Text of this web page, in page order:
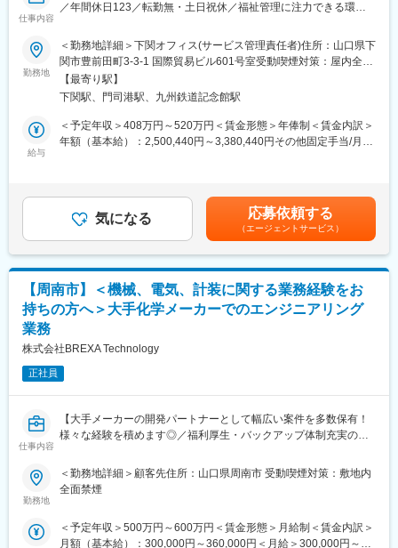
また、エンジニア業務に必要な知識やスキルをご自身のペースや
タイミングに合わせて習得することができます。
◇アカデミー支援制度
◇リスキリング研修
◇Be-Pro研修
◇e-ラーニング
境づくりなどに積極的に取り組んでいます。残業も月平均10時間
40分とオンオフのメリハリを持って活躍することが可能です。
グループに在籍するエンジニア数は2万名を突破。日本国内におけ
るエンジニア在籍数においてトップクラスの実績を誇るからこ
そ、その教育体制に手を抜くことは一切していません。グループ
会社に技術者育成に特化した教育会社も抱えており、グループ一
直近では、ハイエンドなエンジニアを輩出するための教育制度に
アアップを支援しております。
仕事内容
／年間休日123／転勤無・土日祝休／福祉管理に注力できる環境
同社は「IT×福祉」で障がい者の活躍を支援し、雇用創出や企業の
雇用促進に貢献する事業を行っています。
■具体的な仕事内容：
・個別支援計画作成及び推進
・利用者に対するサービス提供に関する管理業務全般
※法令遵守を徹底した運営体制があり、行政対応は本部もサポート
しています◎
す。
また拠点マネージャーも在籍しておりますので、役割分担ができ
ており残業も少ないです。
＼同ポジションの魅力／
集中できます。
【長期的にキャリアを積める】
リアを積んでいけます！
また、外部専門家や有資格者による研修など、学ぶ機会も多く用
【ライフもワークも充実】
サビ管2名体制ですので、お休みがとりにくい…なんて事もありま
勤務地
＜勤務地詳細＞下関オフィス(サービス管理責任者)住所：山口県下
関市豊前田町3-3-1 国際貿易ビル601号室受動喫煙対策：屋内全面
禁煙変更の範囲：会社の定める事業所
【最寄り駅】
下関駅、門司港駅、九州鉄道記念館駅
給与
＜予定年収＞408万円～520万円＜賃金形態＞年俸制＜賃金内訳＞
年額（基本給）：2,500,440円～3,380,440円その他固定手当/月：
残業手当＞有＜給与補足＞■昇給：年1回※人事考査有■その他固定
手当：ベースアップ手当／サビ管配置手当※経験により考慮しま
す。賃金はあくまでも目安の金額であり、選考を通じて上下する
可能性があります。月給(月額)は固定手当を含めた表記です。
気になる 応募依頼する
（エージェントサービス）
【周南市】＜機械、電気、計装に関する業務経験をお
持ちの方へ＞大手化学メーカーでのエンジニアリング
業務
株式会社BREXA Technology
正社員
仕事内容
【大手メーカーの開発パートナーとして幅広い案件を多数保有！
様々な経験を積めます◎／福利厚生・バックアップ体制充実の中
群】
例）電解槽の設計（機械、電気、計装）、仕様検討やドキュメン
勤務地
＜勤務地詳細＞顧客先住所：山口県周南市 受動喫煙対策：敷地内
全面禁煙
＜予定年収＞500万円～600万円＜賃金形態＞月給制＜賃金内訳＞
月額（基本給）：300,000円～360,000円＜月給＞300,000円～